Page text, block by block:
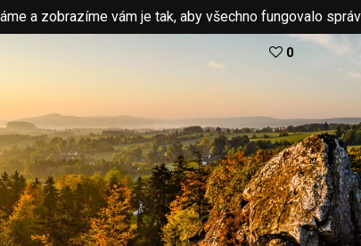
a zobrazíme vám je tak, aby všechno fungovalo
0